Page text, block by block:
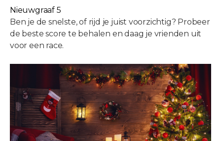
Nieuwgraaf 5
Ben je de snelste, of rijd je juist voorzichtig? Probeer
de beste score te behalen en daag je vrienden uit
voor een race.